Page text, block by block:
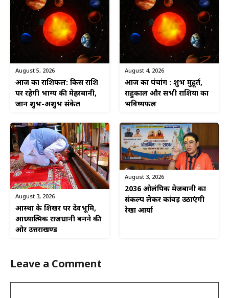
August 5, 2026
आज का राशिफल: किस राशि
पर रहेगी भाग्य की मेहरबानी,
जानें शुभ-अशुभ संकेत
August 4, 2026
आज का पंचांग : शुभ मुहूर्त,
राहुकाल और सभी राशियों का
भविष्यफल
August 3, 2026
आस्था के शिखर पर देवभूमि,
आध्यात्मिक राजधानी बनने की
ओर उत्तराखण्ड
August 3, 2026
2036 ओलंपिक मेजबानी का
संकल्प लेकर कांवड़ उठाएंगी
रेखा आर्या
Leave a Comment